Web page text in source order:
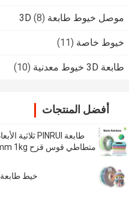
موصل خيوط طابعة 3D (8)
خيوط خاصة (11)
طابعة 3D خيوط معدنية (10)
أفضل المنتجات
خيط طابعة 3D PINRUI